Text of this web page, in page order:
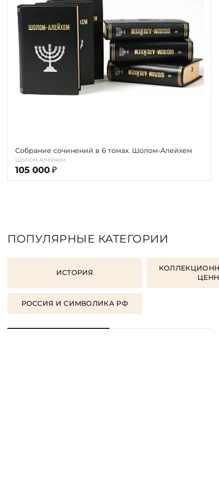
Собрание сочинений в 6 томах. Шолом-Алейхем
Шолом Алейхем
105 000 ₽
ПОПУЛЯРНЫЕ КАТЕГОРИИ
ИСТОРИЯ
РОССИЯ И СИМВОЛИКА РФ